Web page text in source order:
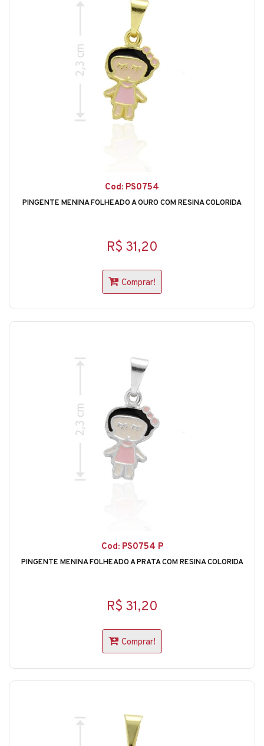
Cod: PS0754
PINGENTE MENINA FOLHEADO A OURO COM RESINA COLORIDA
R$ 31,20
Comprar!
Cod: PS0754 P
PINGENTE MENINA FOLHEADO A PRATA COM RESINA COLORIDA
R$ 31,20
Comprar!